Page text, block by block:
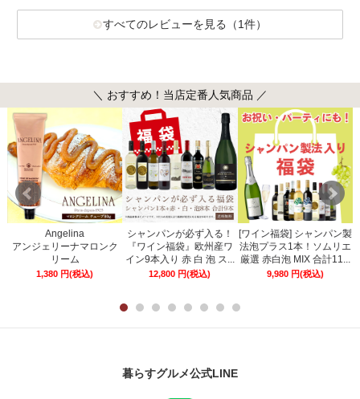
すべてのレビューを見る（1件）
＼ おすすめ！当店定番人気商品 ／
Angelina
アンジェリーナマロンク
リーム
1,380 円(税込)
シャンパンが必ず入る！
『ワイン福袋』欧州産ワ
イン9本入り 赤 白 泡 ス...
12,800 円(税込)
[ワイン福袋] シャンパン製
法泡プラス1本！ソムリエ
厳選 赤白泡 MIX 合計11...
9,980円(税込)
暮らすグルメ公式LINE